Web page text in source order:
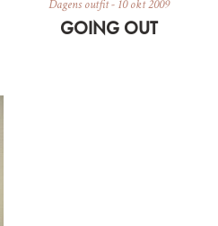
Dagens outfit- 10 okt 2009
GOING OUT